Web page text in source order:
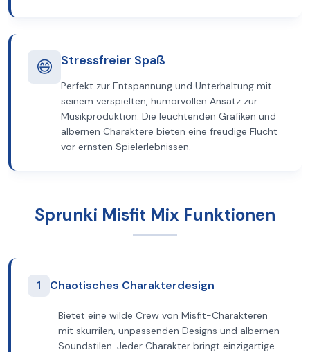
😄 Stressfreier Spaß
Perfekt zur Entspannung und Unterhaltung mit
seinem verspielten, humorvollen Ansatz zur
Musikproduktion. Die leuchtenden Grafiken und
albernen Charaktere bieten eine freudige Flucht
vor ernsten Spielerlebnissen.
Sprunki Misfit Mix Funktionen
1 Chaotisches Charakterdesign
Bietet eine wilde Crew von Misfit-Charakteren
mit skurrilen, unpassenden Designs und albernen
Soundstilen. Jeder Charakter bringt einzigartige